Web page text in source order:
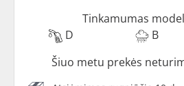
Tinkamumas
D
B
Šiuo metu prekės